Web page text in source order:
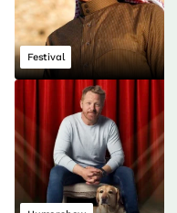
Festival